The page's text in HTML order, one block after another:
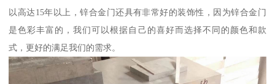
以高达15年以上，锌合金门还具有非常好的装饰性，因为锌合金门
是色彩丰富的，我们可以根据自己的喜好而选择不同的颜色和款
式，更好的满足我们的需求。